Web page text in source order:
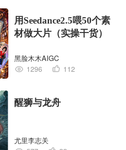
用Seedance2.5喂50个素
材做大片（实操干货）
黑脸木木AIGC
1296
112
醒狮与龙舟
尤里李志关